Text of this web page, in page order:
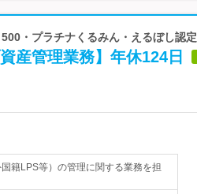
・プラチナくるみん・えるぼし認定
産管理業務】年休124日
籍LPS等）の管理に関する業務を担